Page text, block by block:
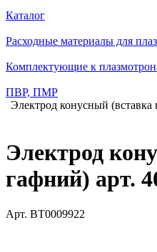
Каталог
Расходные материалы для
Комплектующие к
ПВР, ПМР
Электрод конусный (вставка
Электрод
гафний) арт.
Арт. BT0009922